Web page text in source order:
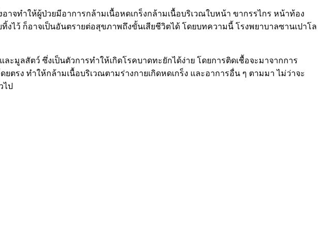
าจทำให้ผู้ป่วยมีอาการกล้ามเนื้อหดเกร็งกล้ามเนื้อบริเวณใบหน้า ขากรรไกร หน้าท้อง
ว้ ก็อาจเป็นอันตรายต่อสุขภาพถึงขั้นเสียชีวิตได้ โดยบทความนี้ โรงพยาบาลซานเปาโล
ละมูลสัตว์ ซึ่งเป็นตัวการทำให้เกิดโรคบาดทะยักได้ง่าย โดยการติดเชื้อจะมาจากการ
รง ทำให้กล้ามเนื้อบริเวณตามร่างกายเกิดหดเกร็ง และอาการอื่น ๆ ตามมา ไม่ว่าจะ
ไป